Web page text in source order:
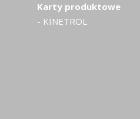
Karty produktowe
- KINETROL